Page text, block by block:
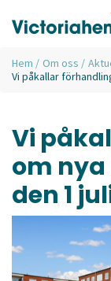
Hem / Om oss /
Vi påkallar
Vi
om
den 1